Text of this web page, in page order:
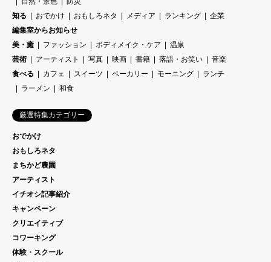
知る
おでかけ おもしろネタ メディア ランキング
企業
編集室からお知らせ
美・癒
ファッション ボディメイク・ケア
温泉
芸術
アーティスト 写真 映画 書籍 落語・お笑い
音楽
食べる
カフェ スイーツ ベーカリー モーニング
ランチ
ラーメン
和食
厳選特集カテゴリー
おでかけ
おもしろネタ
まちかど農園
アーティスト
イチオシ記事紹介
キャンペーン
クリエイティブ
コワーキング
体験・スクール